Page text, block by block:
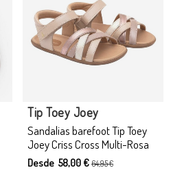
Sandalias barefoot Tip Toey
Joey Criss Cross Multi-Rosa
Tip Toey Joey
Desde 58,00 € 64,95 €